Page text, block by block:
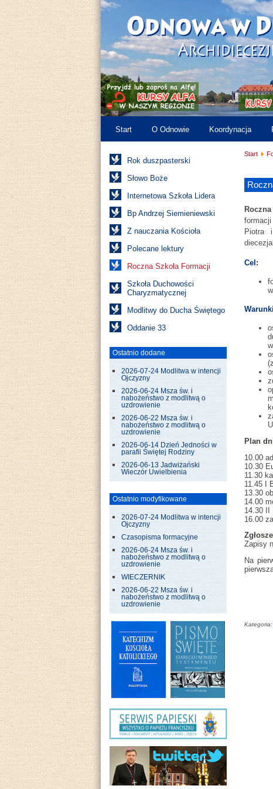
Start O Odnowie Koordynacja
Rok duszpasterski
Słowo Boże
Internetowa Szkoła Lidera
Bp Andrzej Siemieniewski
Z nauczania Kościoła
Polecane lektury
Roczna Szkoła Formacji
Szkoła Duchowości
Charyzmatycznej
Modlitwy do Ducha Świętego
Oddanie 33
Ostatnio dodane
2026-07-24 Modlitwa w intencji
Ojczyzny
2026-06-24 Msza św. i
nabożeństwo z modlitwą o
uzdrowienie
2026-06-22 Msza św. i
nabożeństwo z modlitwą o
uzdrowienie
2026-06-14 Dzień Jedności w
parafii Świętej Rodziny
2026-06-13 Jadwiżański
Wieczór Uwielbienia
Ostatnio modyfikowane
2026-07-24 Modlitwa w intencji
Ojczyzny
Czasopisma formacyjne
2026-06-24 Msza św. i
nabożeństwo z modlitwą o
uzdrowienie
WIECZERNIK
2026-06-22 Msza św. i
nabożeństwo z modlitwą o
uzdrowienie
Start
Piotra
Cel:
Plan
10.00
10.30
11.30
11.45 I
13.30
14.00
14.30 II
16.00
Zapisy
Na
Kategoria: